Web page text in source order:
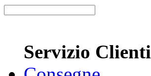
Servizio Clienti